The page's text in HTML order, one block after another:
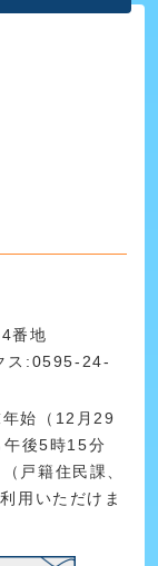
番地
ス:0595-24-
始（12月29
午後5時15分
戸籍住民課、
用いただけま